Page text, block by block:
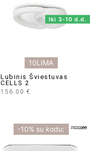
10LIMA
Iki 3-10 d.d.
Lubinis Šviestuvas
CELLS 2
156.00 €
-10% su kodu: